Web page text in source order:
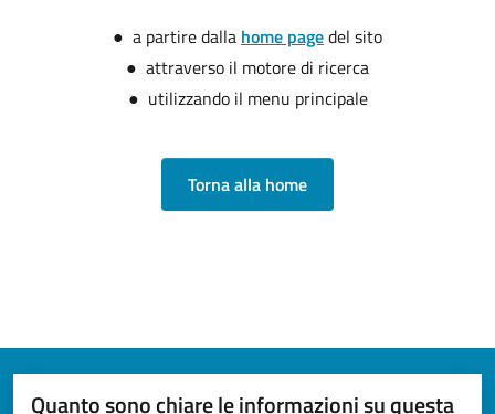
● a partire dalla home pagedel sito
● attraverso il motore di ricerca
● utilizzando il menu principale
Torna alla home
Quanto sono chiare le informazioni su questa